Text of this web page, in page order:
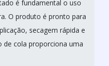
é fundamental o uso
O produto é pronto para
secagem rápida e
cola proporciona uma